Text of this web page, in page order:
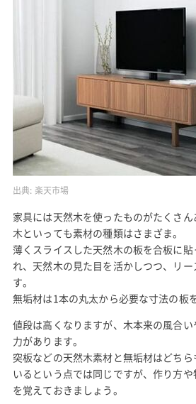
出典: 楽天市場
家具には天然木を使ったものがたくさ
木といっても素材の種類はさまざま。
薄くスライスした天然木の板を合板に
れ、天然木の見た目を活かしつつ、リ
す。
無垢材は1本の丸太から必要な寸法の板
値段は高くなりますが、木本来の風合
力があります。
突板などの天然木素材と無垢材はどち
いるという点では同じですが、作り方
を覚えておきましょう。